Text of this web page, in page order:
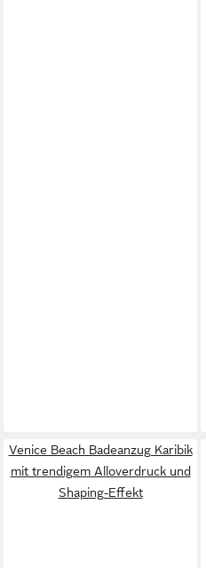
Venice Beach Badeanzug Karibik
mit trendigem Alloverdruck und
Shaping-Effekt